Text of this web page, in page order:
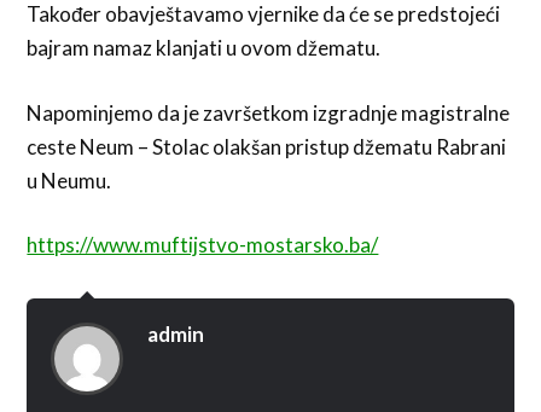
Također obavještavamo vjernike da će se predstojeći
bajram namaz klanjati u ovom džematu.
Napominjemo da je završetkom izgradnje magistralne
ceste Neum – Stolac olakšan pristup džematu Rabrani
u Neumu.
https://www.muftijstvo-mostarsko.ba/
admin